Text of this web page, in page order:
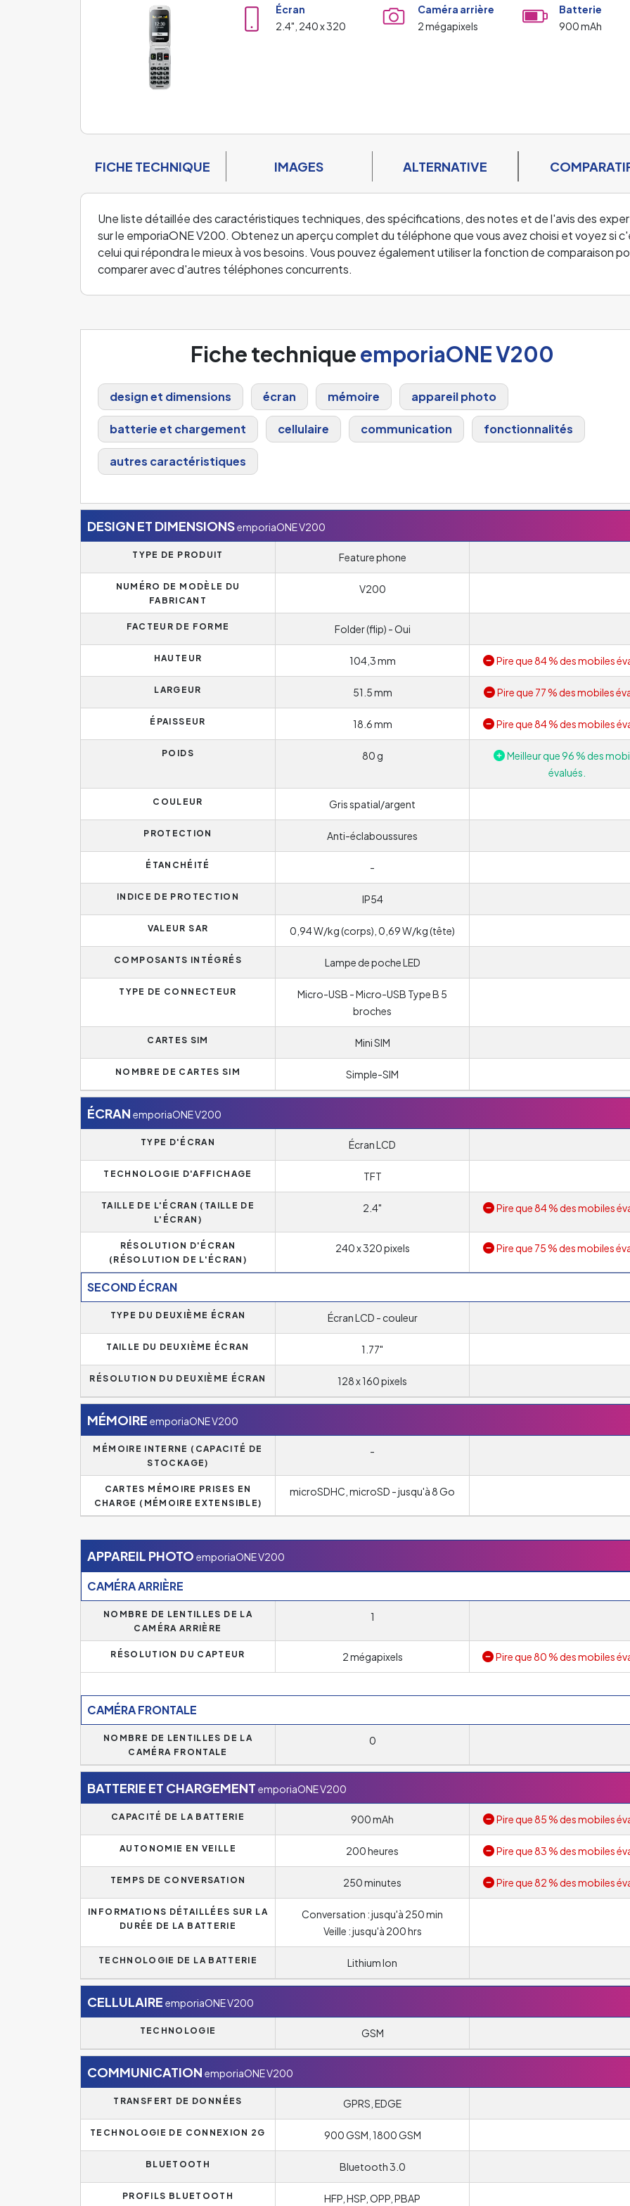
Écran
2.4", 240 x 320
Caméra arrière
2 mégapixels
Batterie
900 mAh
FICHE TECHNIQUE IMAGES ALTERNATIVE
Une liste détaillée des caractéristiques techniques, des spécifications, des notes et de l'avis des
sur le emporiaONE V200. Obtenez un aperçu complet du téléphone que vous avez choisi et voyez si
celui qui répondra le mieux à vos besoins. Vous pouvez également utiliser la fonction de comparaison
comparer avec d'autres téléphones concurrents.
Fiche techniqueemporiaONE V200
design et dimensions écran mémoire appareil photo
batterie et chargement cellulaire communication fonctionnalités
autres caractéristiques
DESIGN ET DIMENSIONSemporiaONE V200
TYPE DE PRODUIT Feature phone
NUMÉRO DE MODÈLE DU
FABRICANT
V200
FACTEUR DE FORME Folder (flip) - Oui
HAUTEUR 104,3 mm Pire que 84 % des mobiles
LARGEUR 51.5 mm Pire que 77 % des mobiles
ÉPAISSEUR 18.6 mm Pire que 84 % des mobiles
POIDS 80 g
Meilleur que 96 % des
évalués.
COULEUR Gris spatial/argent
PROTECTION Anti-éclaboussures
ÉTANCHÉITÉ -
INDICE DE PROTECTION IP54
VALEUR SAR 0,94 W/kg (corps), 0,69 W/kg (tête)
COMPOSANTS INTÉGRÉS Lampe de poche LED
TYPE DE CONNECTEUR
Micro-USB - Micro-USB Type B 5
broches
CARTES SIM Mini SIM
NOMBRE DE CARTES SIM Simple-SIM
ÉCRAN emporiaONE V200
TYPE D'ÉCRAN Écran LCD
TECHNOLOGIE D'AFFICHAGE TFT
TAILLE DE L'ÉCRAN (TAILLE DE
L'ÉCRAN)
2.4" Pire que 84 % des mobiles
RÉSOLUTION D'ÉCRAN
(RÉSOLUTION DE L'ÉCRAN)
240 x 320 pixels Pire que 75 % des mobiles
SECOND ÉCRAN
TYPE DU DEUXIÈME ÉCRAN Écran LCD - couleur
TAILLE DU DEUXIÈME ÉCRAN 1.77"
RÉSOLUTION DU DEUXIÈME ÉCRAN 128 x 160 pixels
MÉMOIRE emporiaONE V200
MÉMOIRE INTERNE (CAPACITÉ DE
STOCKAGE)
-
CARTES MÉMOIRE PRISES EN
CHARGE (MÉMOIRE EXTENSIBLE)
microSDHC, microSD - jusqu'à 8 Go
APPAREIL PHOTO emporiaONE V200
CAMÉRA ARRIÈRE
NOMBRE DE LENTILLES DE LA
CAMÉRA ARRIÈRE
1
RÉSOLUTION DU CAPTEUR 2 mégapixels Pire que 80 % des mobiles
CAMÉRA FRONTALE
NOMBRE DE LENTILLES DE LA
CAMÉRA FRONTALE
0
BATTERIE ET CHARGEMENT emporiaONE V200
CAPACITÉ DE LA BATTERIE 900 mAh Pire que 85 % des mobiles
AUTONOMIE EN VEILLE 200 heures Pire que 83 % des mobiles
TEMPS DE CONVERSATION 250 minutes Pire que 82 % des mobiles
INFORMATIONS DÉTAILLÉES SUR LA
DURÉE DE LA BATTERIE
Conversation : jusqu'à 250 min
Veille : jusqu'à 200 hrs
TECHNOLOGIE DE LA BATTERIE Lithium Ion
CELLULAIRE emporiaONE V200
TECHNOLOGIE GSM
COMMUNICATION emporiaONE V200
TRANSFERT DE DONNÉES GPRS, EDGE
TECHNOLOGIE DE CONNEXION 2G 900 GSM, 1800 GSM
BLUETOOTH Bluetooth 3.0
PROFILS BLUETOOTH HFP, HSP, OPP, PBAP